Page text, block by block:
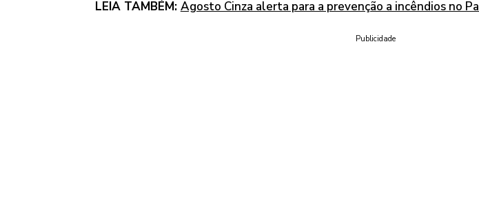
LEIA TAMBÉM: Agosto Cinza alerta para a prevenção a incêndios no
Publicidade